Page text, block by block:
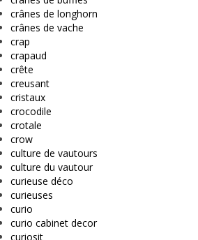
crânes de longhorn
crânes de vache
crap
crapaud
crête
creusant
cristaux
crocodile
crotale
crow
culture de vautours
culture du vautour
curieuse déco
curieuses
curio
curio cabinet decor
curiosit